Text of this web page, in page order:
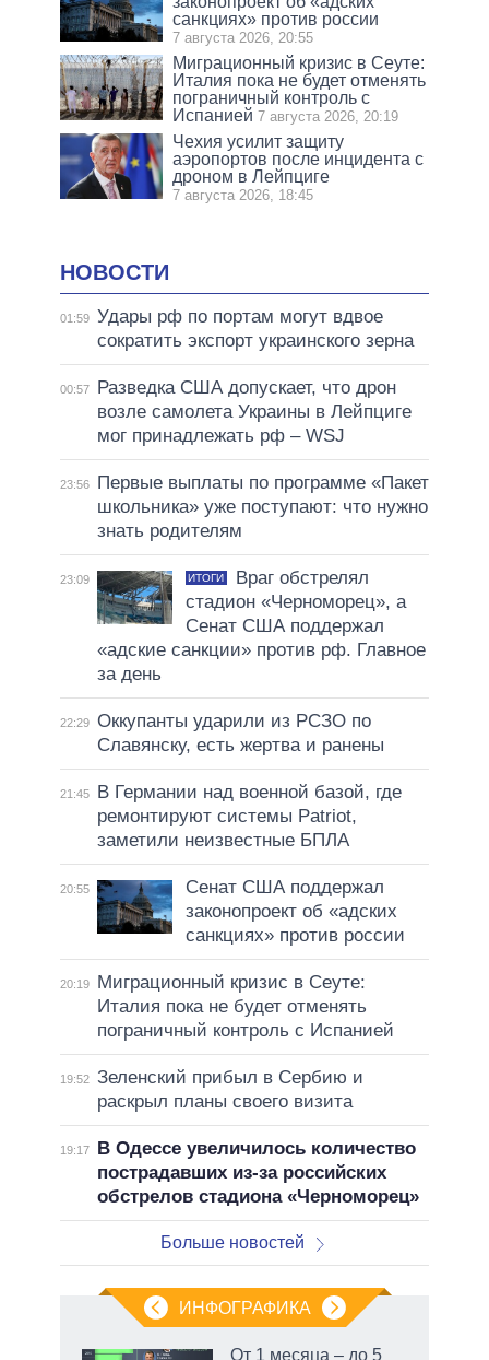
санкциях» против россии
7 августа 2026, 20:55
Миграционный кризис в Сеуте:
Италия пока не будет отменять
пограничный контроль с
Испанией 7 августа 2026, 20:19
Чехия усилит защиту
аэропортов после инцидента с
дроном в Лейпциге
7 августа 2026, 18:45
НОВОСТИ
01:59 Удары рф по портам могут вдвое
сократить экспорт украинского зерна
00:57
Разведка США допускает, что дрон
возле самолета Украины в Лейпциге
мог принадлежать рф – WSJ
23:56
Первые выплаты по программе «Пакет
школьника» уже поступают: что нужно
знать родителям
23:09 ИТОГИ
Враг обстрелял
стадион «Черноморец», а
Сенат США поддержал
«адские санкции» против рф. Главное
за день
22:29 Оккупанты ударили из РСЗО по
Славянску, есть жертва и ранены
21:45
В Германии над военной базой, где
ремонтируют системы Patriot,
заметили неизвестные БПЛА
20:55
Сенат США поддержал
законопроект об «адских
санкциях» против россии
20:19
Миграционный кризис в Сеуте:
Италия пока не будет отменять
пограничный контроль с Испанией
19:52 Зеленский прибыл в Сербию и
раскрыл планы своего визита
19:17
В Одессе увеличилось количество
пострадавших из-за российских
обстрелов стадиона «Черноморец»
Больше новостей
ИНФОГРАФИКА
От 1 месяца – до 5